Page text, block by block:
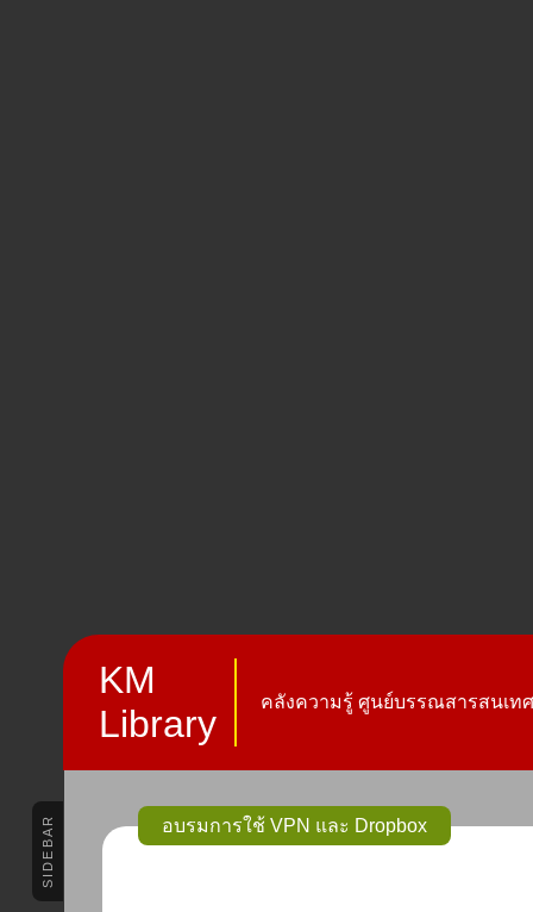
KM
Library
คลังความรู้ ศูนย์บรรณสารสนเท
SIDEBAR อบรมการใช้ VPN และ Dropbox